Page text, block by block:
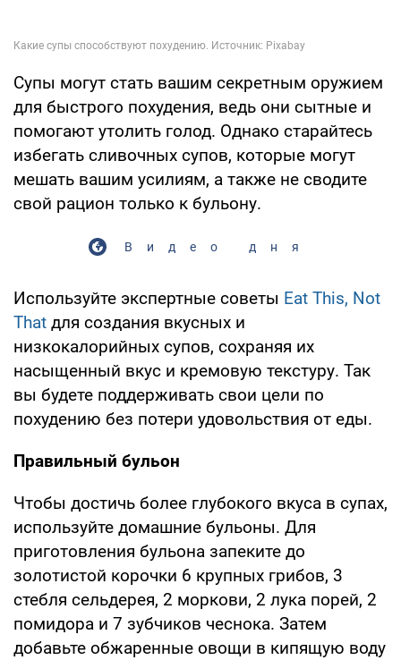
Супы могут стать вашим секретным оружием
для быстрого похудения, ведь они сытные и
помогают утолить голод. Однако старайтесь
избегать сливочных супов, которые могут
мешать вашим усилиям, а также не сводите
свой рацион только к бульону.
Видео дня
Используйте экспертные советы Eat This, Not
That для создания вкусных и
низкокалорийных супов, сохраняя их
насыщенный вкус и кремовую текстуру. Так
вы будете поддерживать свои цели по
похудению без потери удовольствия от еды.
Правильный бульон
Чтобы достичь более глубокого вкуса в супах,
используйте домашние бульоны. Для
приготовления бульона запеките до
золотистой корочки 6 крупных грибов, 3
стебля сельдерея, 2 моркови, 2 лука порей, 2
помидора и 7 зубчиков чеснока. Затем
добавьте обжаренные овощи в кипящую воду